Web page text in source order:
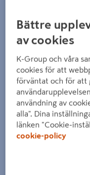
Bättre
av cookies
K-Group och våra
cookies för att
förväntat och för att
användning av
alla". Dina
länken "Cookie-
cookie-policy